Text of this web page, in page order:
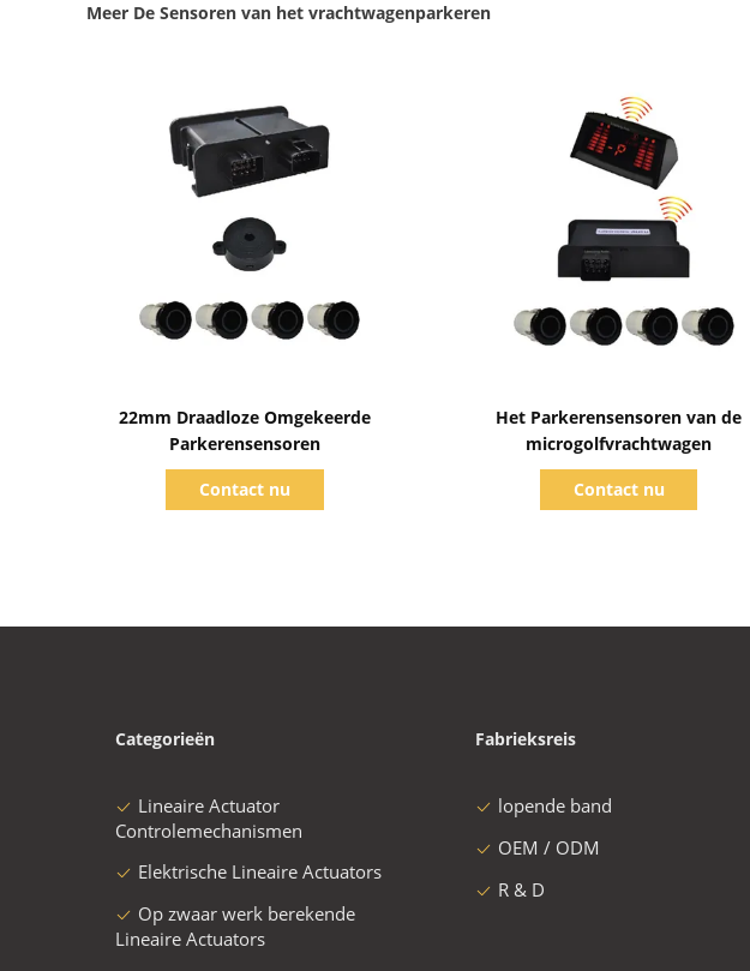
Meer De Sensoren van het vrachtwagenparkeren
22mm Draadloze Omgekeerde
Parkerensensoren
Contact nu
Het Parkerensensoren van de
microgolfvrachtwagen
Contact nu
Categorieën
Lineaire Actuator
Controlemechanismen
Elektrische Lineaire Actuators
Op zwaar werk berekende
Lineaire Actuators
Fabrieksreis
lopende band
OEM / ODM
R & D